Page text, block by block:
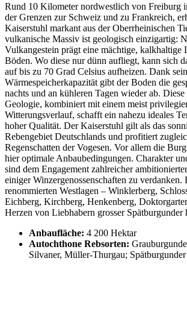
Rund 10 Kilometer nordwestlich von Freiburg
der Grenzen zur Schweiz und zu Frankreich,
Kaiserstuhl markant aus der Oberrheinischen
vulkanische Massiv ist geologisch einzigartig:
Vulkangestein prägt eine mächtige, kalkhaltige
Böden. Wo diese nur dünn aufliegt, kann sich
auf bis zu 70 Grad Celsius aufheizen. Dank
Wärmespeicherkapazität gibt der Boden die
nachts und an kühleren Tagen wieder ab. Diese
Geologie, kombiniert mit einem meist
Witterungsverlauf, schafft ein nahezu ideales
hoher Qualität. Der Kaiserstuhl gilt als das
Rebengebiet Deutschlands und profitiert
Regenschatten derVogesen. Vor allem die
hier optimale Anbaubedingungen. Charakter
sind dem Engagement zahlreicher
einiger Winzergenossenschaften zu verdanken.
renommierten Westlagen – Winklerberg,
Eichberg, Kirchberg, Henkenberg,
Herzen von Liebhabern grosser Spätburgunder
Anbaufläche: 4 200 Hektar
Autochthone Rebsorten:
Silvaner, Müller-Thurgau; Spätburgunder